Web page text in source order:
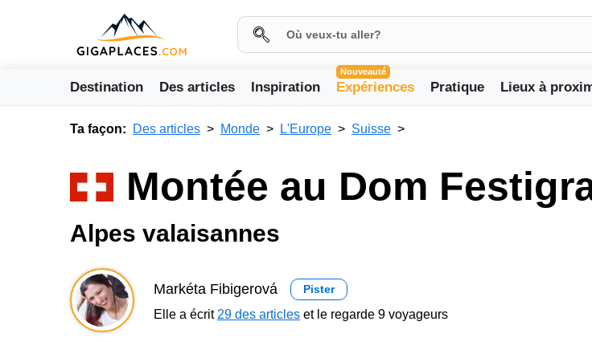
Destination Des articles Inspiration
Nouveauté
Expériences Pratique Lieux à
Ta façon: Des articles Monde L'Europe Suisse
Montée au Dom
Alpes valaisannes
Markéta Fibigerová Pister
Elle a écrit 29 des articles et le regarde 9 voyageurs